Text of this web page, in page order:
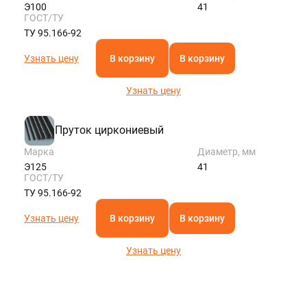
Э100
41
ГОСТ/ТУ
ТУ 95.166-92
Узнать цену В корзину В корзину
Узнать цену
Пруток циркониевый
Марка
Э125
Диаметр, мм
41
ГОСТ/ТУ
ТУ 95.166-92
Узнать цену В корзину В корзину
Узнать цену